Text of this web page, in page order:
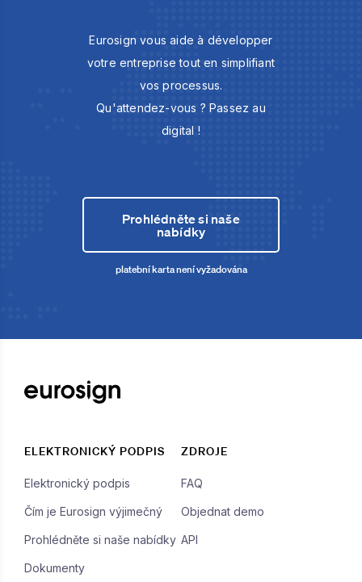
Eurosign vous aide à développer
votre entreprise tout en simplifiant
vos processus.
Qu'attendez-vous ? Passez au
digital !
Prohlédněte si naše
nabídky
platební karta není vyžadována
ELEKTRONICKÝ PODPIS
Elektronický podpis
Čím je Eurosign výjimečný
Prohlédněte si naše nabídky
Dokumenty
ZDROJE
FAQ
Objednat demo
API